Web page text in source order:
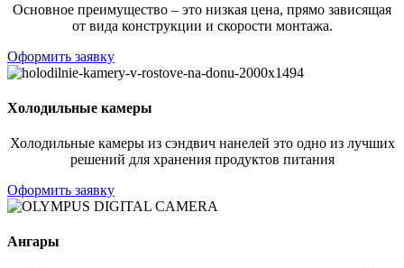
Основное преимущество – это низкая цена, прямо зависящая
от вида конструкции и скорости монтажа.
Оформить заявку
Холодильные камеры
Холодильные камеры из сэндвич нанелей это одно из лучших
решений для хранения продуктов питания
Оформить заявку
Ангары